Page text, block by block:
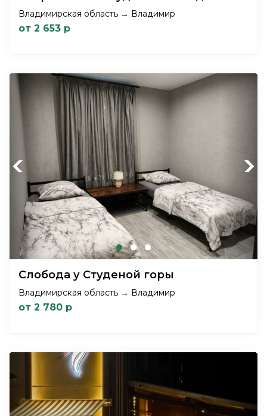
Владимирская область → Владимир
от 2 653 р
Previous Next
Слобода у Студеной горы
Владимирская область → Владимир
от 2 780 р